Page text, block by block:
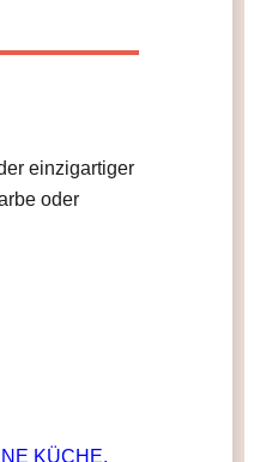
einzigartiger
oder